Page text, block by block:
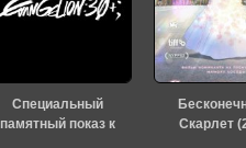
Специальный
памятный показ к
Скарлет